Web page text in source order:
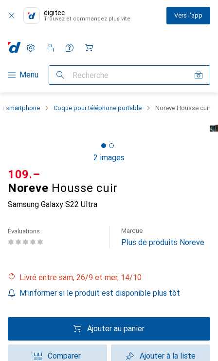
digitec
Trouvez et commandez plus vite Vers l'app
Navigation par catégorie
Menu Recherche
Paramètres
Compte client
Listes de comparaison
Listes d'envies
Panier
smartphone Coque pour téléphone portable Noreve Housse cuir
2 images
Noreve Housse cuir
Samsung Galaxy S22 Ultra
CHF
109.–
Évaluations Marque
Plus de produits Noreve
Livré entre sam, 26/9 et mer, 14/10
M'informer si le produit est disponible plus tôt
Ajouter au panier
Comparer Ajouter à la liste